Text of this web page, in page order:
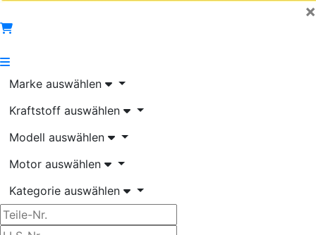
×
Marke auswählen
Kraftstoff auswählen
Modell auswählen
Motor auswählen
Kategorie auswählen